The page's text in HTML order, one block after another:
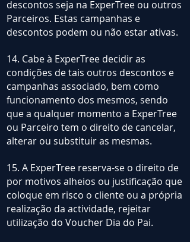
descontos seja na ExperTree ou outros
Parceiros. Estas campanhas e
descontos podem ou não estar ativas.
14. Cabe à ExperTree decidir as
condições de tais outros descontos e
campanhas associado, bem como
funcionamento dos mesmos, sendo
que a qualquer momento a ExperTree
ou Parceiro tem o direito de cancelar,
alterar ou substituir as mesmas.
15. A ExperTree reserva-se o direito de
por motivos alheios ou justificação que
coloque em risco o cliente ou a própria
realização da actividade, rejeitar
utilização do Voucher Dia do Pai.